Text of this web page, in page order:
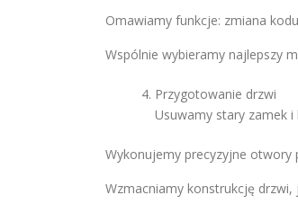
Omawiamy funkcje: zmiana
Wspólnie wybieramy najlepszy
Przygotowanie drzwi
Usuwamy stary zamek i
Wykonujemy precyzyjne otwory
Wzmacniamy konstrukcję